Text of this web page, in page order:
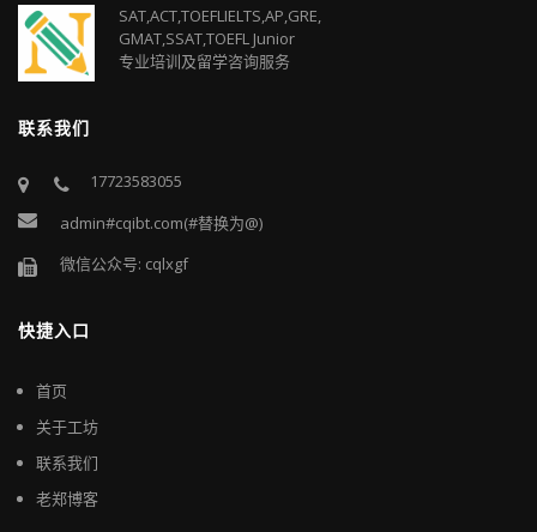
SAT,ACT,TOEFLIELTS,AP,GRE,
GMAT,SSAT,TOEFL Junior
专业培训及留学咨询服务
联系我们
17723583055
admin#cqibt.com(#替换为@)
微信公众号: cqlxgf
快捷入口
首页
关于工坊
联系我们
老郑博客